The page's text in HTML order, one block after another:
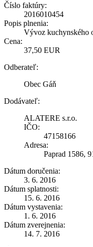
Číslo faktúry:
2016010454
Popis plnenia:
Vývoz kuchynského
Cena:
37,50 EUR
Odberateľ:
Obec Gáň
Dodávateľ:
ALATERE s.r.o.
IČO:
47158166
Adresa:
Paprad 1586,
Dátum doručenia:
3. 6. 2016
Dátum splatnosti:
15. 6. 2016
Dátum vystavenia:
1. 6. 2016
Dátum zverejnenia:
14. 7. 2016